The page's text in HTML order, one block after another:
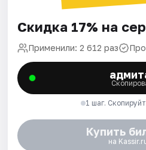
Скидка 17% на
Применили: 2 612 раз
1 шаг.
Купить
на